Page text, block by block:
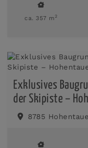
ca. 357 m2
Exklusives
der Skipiste –
8785